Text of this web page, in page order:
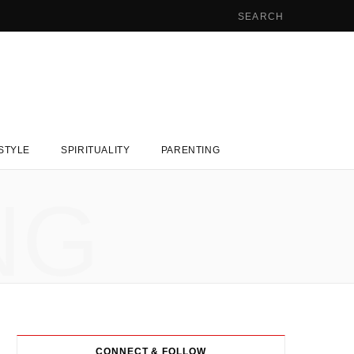
SPIRITUALITY PARENTING
CONNECT & FOLLOW